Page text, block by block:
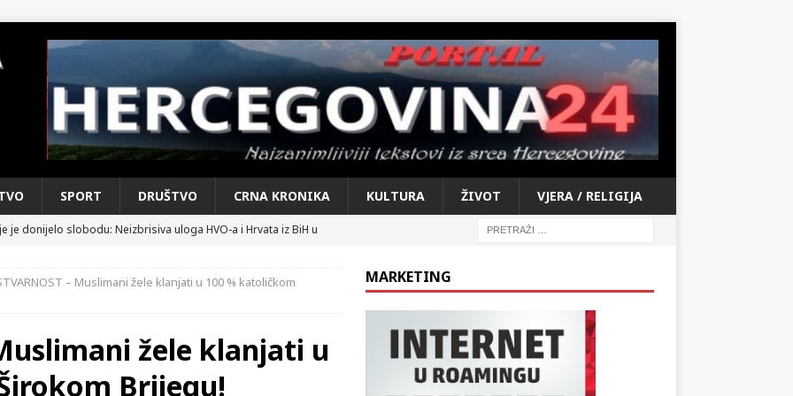
SPORT DRUŠTVO CRNA KRONIKA KULTURA ŽIVOT VJERA / RELIGIJA
je donijelo slobodu: Neizbrisiva uloga HVO-a i Hrvata iz BiH u
Večer u kojoj Knin, iseljena i domovinska Hrvatska dišu
iz sažetka dnevnih događaja za protekli vikend
CRNA
– Muslimani žele klanjati u 100 % katoličkom
žele klanjati u
Brijegu!
MARKETING